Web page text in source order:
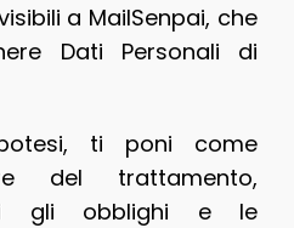
a MailSenpai, che
Dati Personali di
ti poni come
del trattamento,
gli obblighi e le